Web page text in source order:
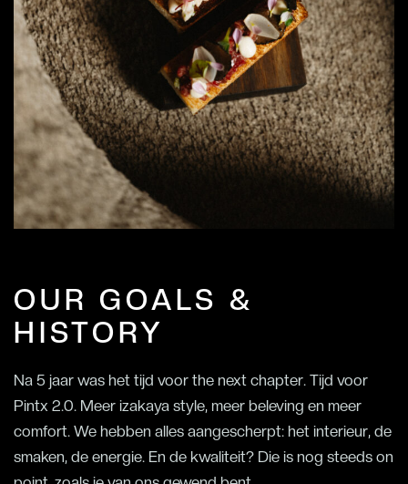
OUR GOALS &
HISTORY
Na 5 jaar was het tijd voor the next chapter. Tijd voor
Pintx 2.0. Meer izakaya style, meer beleving en meer
comfort. We hebben alles aangescherpt: het interieur, de
smaken, de energie. En de kwaliteit? Die is nog steeds on